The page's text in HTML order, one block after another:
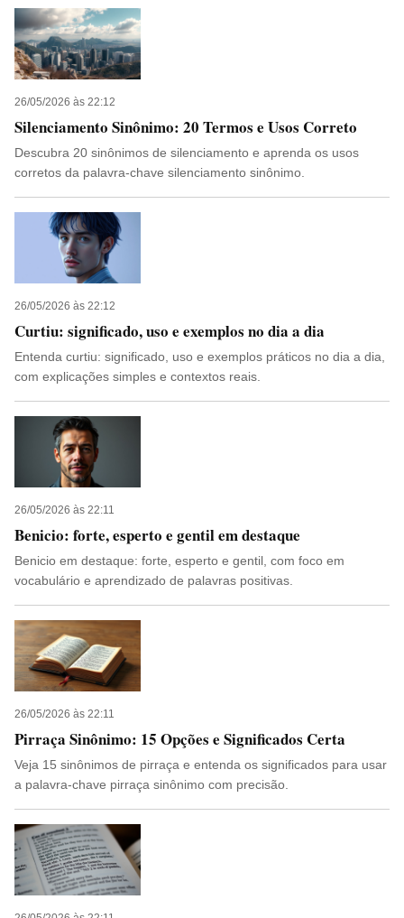
26/05/2026 às 22:12
Silenciamento Sinônimo: 20 Termos e Usos Correto
Descubra 20 sinônimos de silenciamento e aprenda os usos
corretos da palavra-chave silenciamento sinônimo.
26/05/2026 às 22:12
Curtiu: significado, uso e exemplos no dia a dia
Entenda curtiu: significado, uso e exemplos práticos no dia a dia,
com explicações simples e contextos reais.
26/05/2026 às 22:11
Benicio: forte, esperto e gentil em destaque
Benicio em destaque: forte, esperto e gentil, com foco em
vocabulário e aprendizado de palavras positivas.
26/05/2026 às 22:11
Pirraça Sinônimo: 15 Opções e Significados Certa
Veja 15 sinônimos de pirraça e entenda os significados para usar
a palavra-chave pirraça sinônimo com precisão.